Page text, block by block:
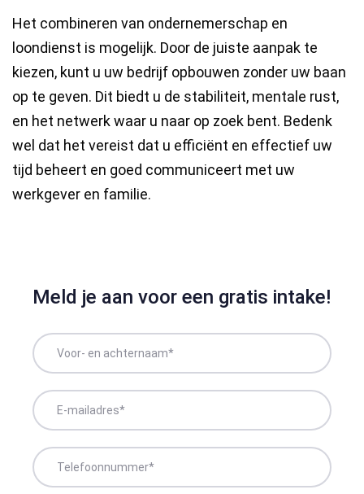
Het combineren van ondernemerschap en
loondienst is mogelijk. Door de juiste aanpak te
kiezen, kunt u uw bedrijf opbouwen zonder uw baan
op te geven. Dit biedt u de stabiliteit, mentale rust,
en het netwerk waar u naar op zoek bent. Bedenk
wel dat het vereist dat u efficiënt en effectief uw
tijd beheert en goed communiceert met uw
werkgever en familie.
Meld je aan voor een gratis intake!